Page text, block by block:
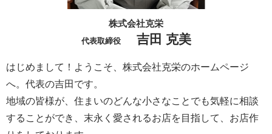
株式会社克栄
代表取締役 吉田 克美
はじめまして！ようこそ、株式会社克栄のホームページ
へ。代表の吉田です。
地域の皆様が、住まいのどんな小さなことでも気軽に相談
することができ、末永く愛されるお店を目指して、お店作